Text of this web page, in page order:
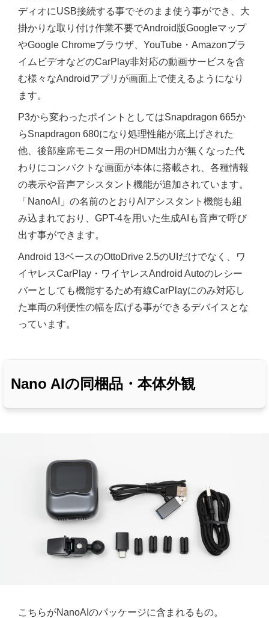
ディオにUSB接続する事でそのまま使う事ができ、大
掛かりな取り付け作業不要でAndroid版Googleマップ
やGoogle Chromeブラウザ、YouTube・Amazonプラ
イムビデオなどのCarPlay非対応の動画サービスを含
む様々なAndroidアプリが画面上で使えるようになり
ます。
P3から変わったポイントとしてはSnapdragon 665か
らSnapdragon 680になり処理性能が底上げされた
他、後部座席モニター用のHDMI出力が無くなった代
わりにコンパクトな画面が本体に搭載され、各種情報
の表示や音声アシスタント機能が追加されています。
「NanoAI」の名前のとおりAIアシスタント機能も組
み込まれており、GPT-4を用いた生成AIも音声で呼び
出す事ができます。
Android 13ベースのOttoDrive 2.5のUIだけでなく、ワ
イヤレスCarPlay・ワイヤレスAndroid Autoのレシー
バーとしても機能するため有線CarPlayにのみ対応し
た車両の利便性の幅を広げる事ができるデバイスとな
っています。
Nano AIの同梱品・本体外観
こちらがNanoAIのパッケージに含まれるもの。